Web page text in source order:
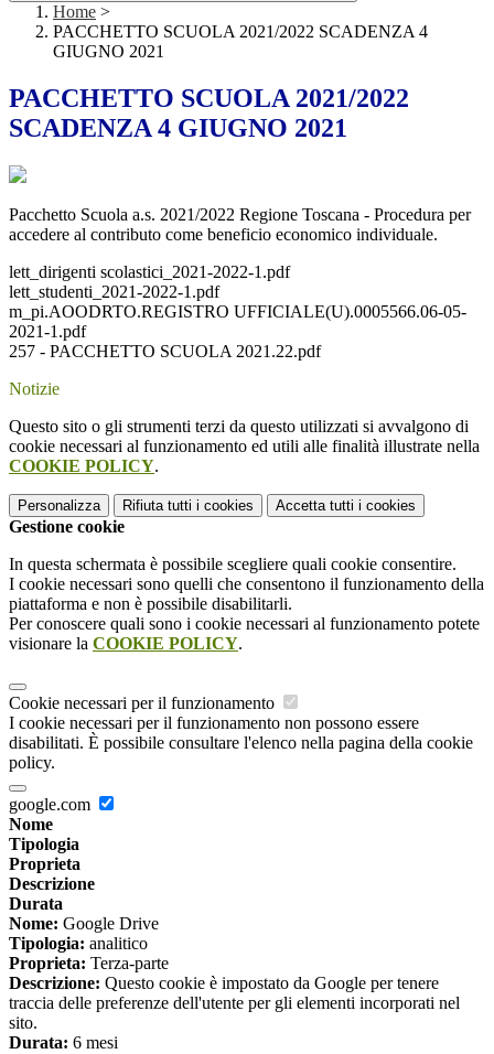
Home >
PACCHETTO SCUOLA 2021/2022 SCADENZA 4
GIUGNO 2021
PACCHETTO SCUOLA 2021/2022
SCADENZA 4 GIUGNO 2021
Pacchetto Scuola a.s. 2021/2022 Regione Toscana - Procedura per
accedere al contributo come beneficio economico individuale.
lett_dirigenti scolastici_2021-2022-1.pdf
lett_studenti_2021-2022-1.pdf
m_pi.AOODRTO.REGISTRO UFFICIALE(U).0005566.06-05-
2021-1.pdf
257 - PACCHETTO SCUOLA 2021.22.pdf
Notizie
Questo sito o gli strumenti terzi da questo utilizzati si avvalgono di
cookie necessari al funzionamento ed utili alle finalità illustrate nella
COOKIE POLICY.
Personalizza Rifiuta tutti i cookies Accetta tutti i cookies
Gestione cookie
In questa schermata è possibile scegliere quali cookie consentire.
I cookie necessari sono quelli che consentono il funzionamento della
piattaforma e non è possibile disabilitarli.
Per conoscere quali sono i cookie necessari al funzionamento potete
visionare la COOKIE POLICY.
Cookie necessari per il funzionamento
I cookie necessari per il funzionamento non possono essere
disabilitati. È possibile consultare l'elenco nella pagina della cookie
policy.
google.com
Nome
Tipologia
Proprieta
Descrizione
Durata
Nome: Google Drive
Tipologia: analitico
Proprieta: Terza-parte
Descrizione: Questo cookie è impostato da Google per tenere
traccia delle preferenze dell'utente per gli elementi incorporati nel
sito.
Durata: 6 mesi